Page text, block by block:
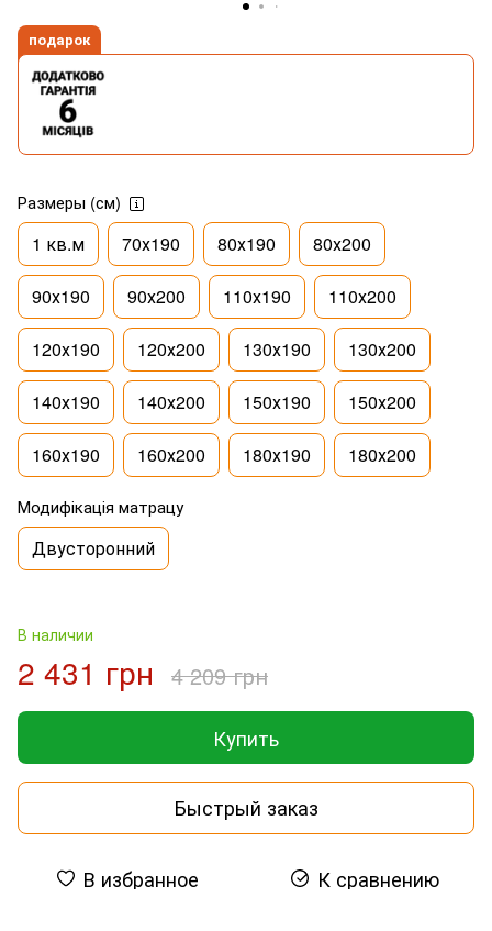
подарок
Размеры (см)
1 кв.м 70х190 80х190 80х200
90х190 90х200 110х190 110х200
120х190 120х200 130х190 130х200
140х190 140х200 150х190 150х200
160х190 160х200 180х190 180х200
Модифікація матрацу
Двусторонний
В наличии
2 431 грн 4 209 грн
Купить
Быстрый заказ
В избранное К сравнению